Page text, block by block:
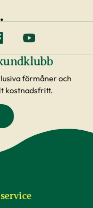
förmåner och
kostnadsfritt.